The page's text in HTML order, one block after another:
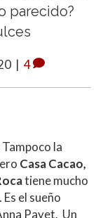
parecido?
| 4
la
Casa Cacao,
tiene mucho
el sueño
Payet. Un